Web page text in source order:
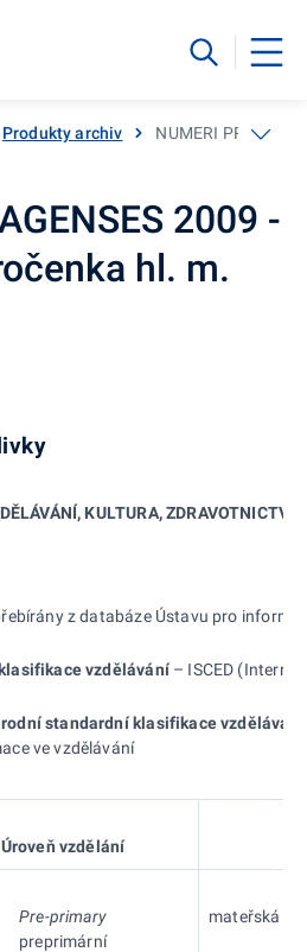
Produkty archiv NUMERI
2009 -
hl. m.
KULTURA, ZDRAVOTNICTVÍ
z databáze Ústavu pro
vzdělávání– ISCED
standardní klasifikace vzdělávání
ve vzdělávání
Úroveň vzdělání
Pre-primary
preprimární
mateřská